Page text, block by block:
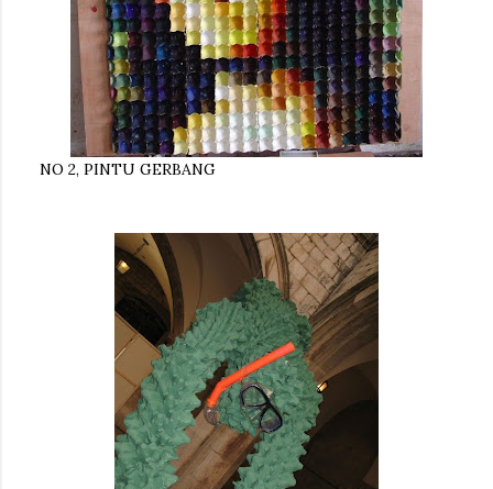
NO 2, PINTU GERBANG